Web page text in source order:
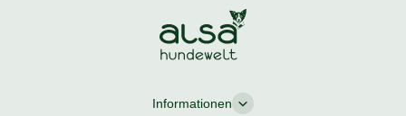
Informationen